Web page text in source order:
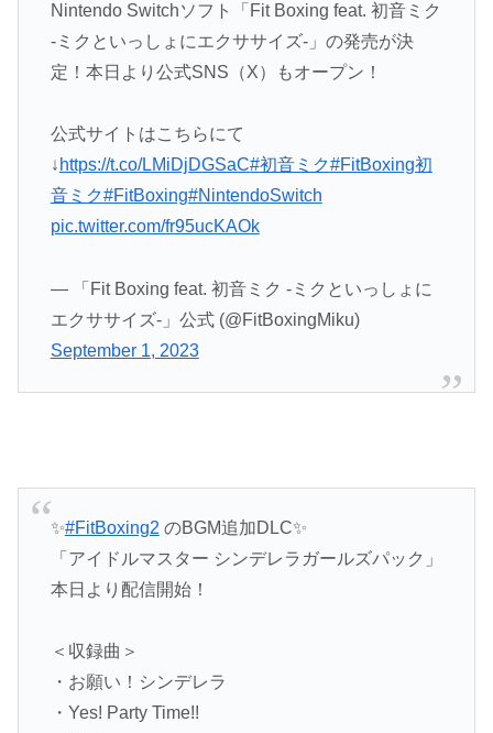
Nintendo Switchソフト「Fit Boxing feat. 初音ミク
-ミクといっしょにエクササイズ-」の発売が決
定！本日より公式SNS（X）もオープン！
公式サイトはこちらにて
↓ https://t.co/LMiDjDGSaC#初音ミク#FitBoxing初
音ミク#FitBoxing#NintendoSwitch
pic.twitter.com/fr95ucKAOk
— 「Fit Boxing feat. 初音ミク -ミクといっしょに
エクササイズ-」公式 (@FitBoxingMiku)
September 1, 2023
✨#FitBoxing2 のBGM追加DLC✨
「アイドルマスター シンデレラガールズパック」
本日より配信開始！
＜収録曲＞
・お願い！シンデレラ
・Yes! Party Time!!